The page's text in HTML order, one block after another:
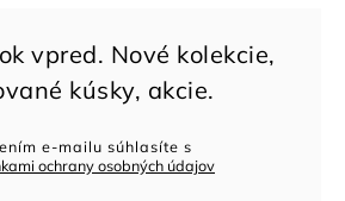
e-mailu súhlasíte s
ochrany osobných údajov